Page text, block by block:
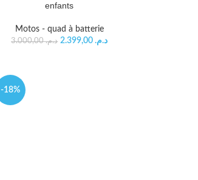
enfants
Motos - quad à batterie
د.م.3.000,00 د.م.2.399,00
-18%